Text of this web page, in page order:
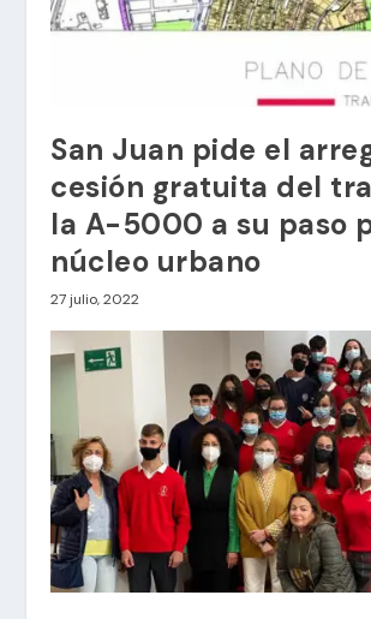
San Juan pide el
cesión gratuita del
la A-5000 a su paso
núcleo urbano
27 julio, 2022